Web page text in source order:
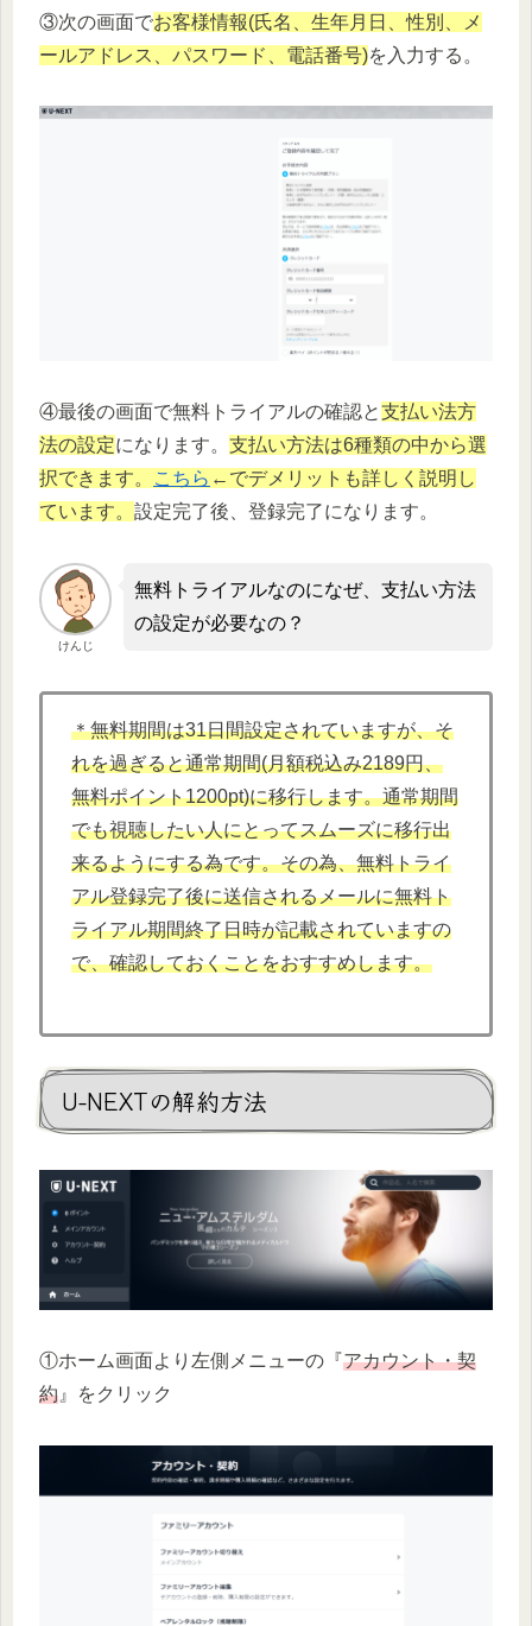
③次の画面でお客様情報(氏名、生年月日、性別、メ
ールアドレス、パスワード、電話番号)を入力する。
④最後の画面で無料トライアルの確認と支払い法方
法の設定になります。 支払い方法は6種類の中から選
択できます。
こちら ←でデメリットも詳しく説明し
ています。 設定完了後、登録完了になります。
けんじ
無料トライアルなのになぜ、支払い方法
の設定が必要なの？
＊無料期間は31日間設定されていますが、そ
れを過ぎると通常期間(月額税込み2189円、
無料ポイント1200pt)に移行します。通常期間
でも視聴したい人にとってスムーズに移行出
来るようにする為です。その為、無料トライ
アル登録完了後に送信されるメールに無料ト
ライアル期間終了日時が記載されていますの
で、確認しておくことをおすすめします。
U-NEXTの解約方法
①ホーム画面より左側メニューの『アカウント・契
約 』をクリック